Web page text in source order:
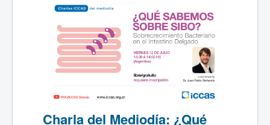
Charla del Mediodía: ¿Qué